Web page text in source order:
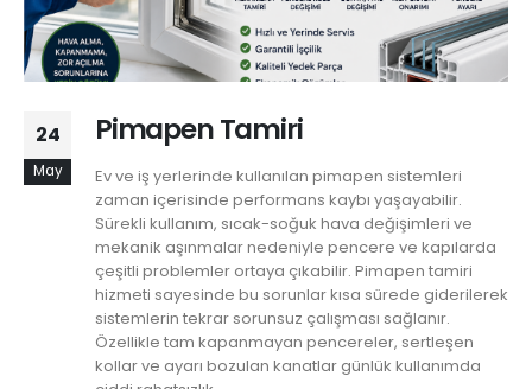
24
May
Pimapen Tamiri
Ev ve iş yerlerinde kullanılan pimapen sistemleri
zaman içerisinde performans kaybı yaşayabilir.
Sürekli kullanım, sıcak-soğuk hava değişimleri ve
mekanik aşınmalar nedeniyle pencere ve kapılarda
çeşitli problemler ortaya çıkabilir. Pimapen tamiri
hizmeti sayesinde bu sorunlar kısa sürede giderilerek
sistemlerin tekrar sorunsuz çalışması sağlanır.
Özellikle tam kapanmayan pencereler, sertleşen
kollar ve ayarı bozulan kanatlar günlük kullanımda